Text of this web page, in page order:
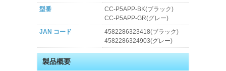
型番
CC-P5APP-BK(ブラック)
CC-P5APP-GR(グレー)
JAN コード
4582286323418(ブラック)
4582286324903(グレー)
製品概要